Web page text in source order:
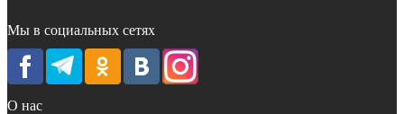
Мы в социальных сетях
О нас